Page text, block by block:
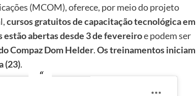
(MCOM), oferece, por meio do projeto
cursos gratuitos de capacitação tecnológica em
estão abertas desde 3 de fevereiroe podem ser
Compaz Dom Helder.Os treinamentos iniciam
(23).